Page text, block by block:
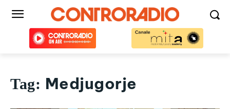
Tag: Medjugorje